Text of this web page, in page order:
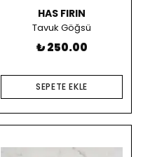
HAS FIRIN
Tavuk Göğsü
₺ 250.00
SEPETE EKLE